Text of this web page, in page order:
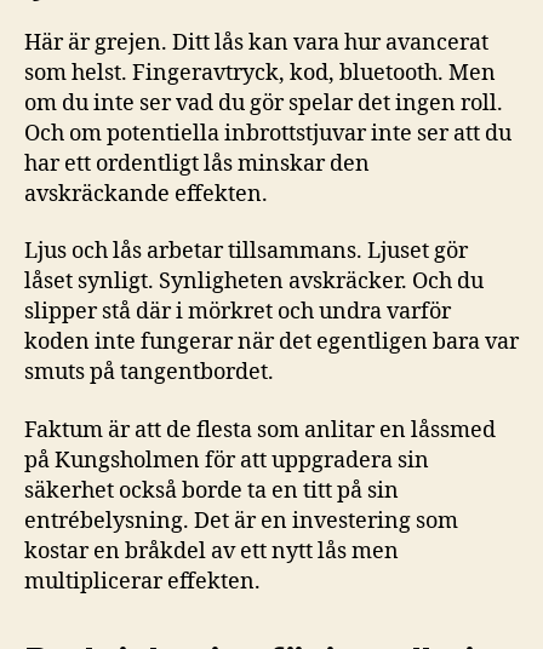
Här är grejen. Ditt lås kan vara hur avancerat
som helst. Fingeravtryck, kod, bluetooth. Men
om du inte ser vad du gör spelar det ingen roll.
Och om potentiella inbrottstjuvar inte ser att du
har ett ordentligt lås minskar den
avskräckande effekten.
Ljus och lås arbetar tillsammans. Ljuset gör
låset synligt. Synligheten avskräcker. Och du
slipper stå där i mörkret och undra varför
koden inte fungerar när det egentligen bara var
smuts på tangentbordet.
Faktum är att de flesta som anlitar en låssmed
på Kungsholmen för att uppgradera sin
säkerhet också borde ta en titt på sin
entrébelysning. Det är en investering som
kostar en bråkdel av ett nytt lås men
multiplicerar effekten.